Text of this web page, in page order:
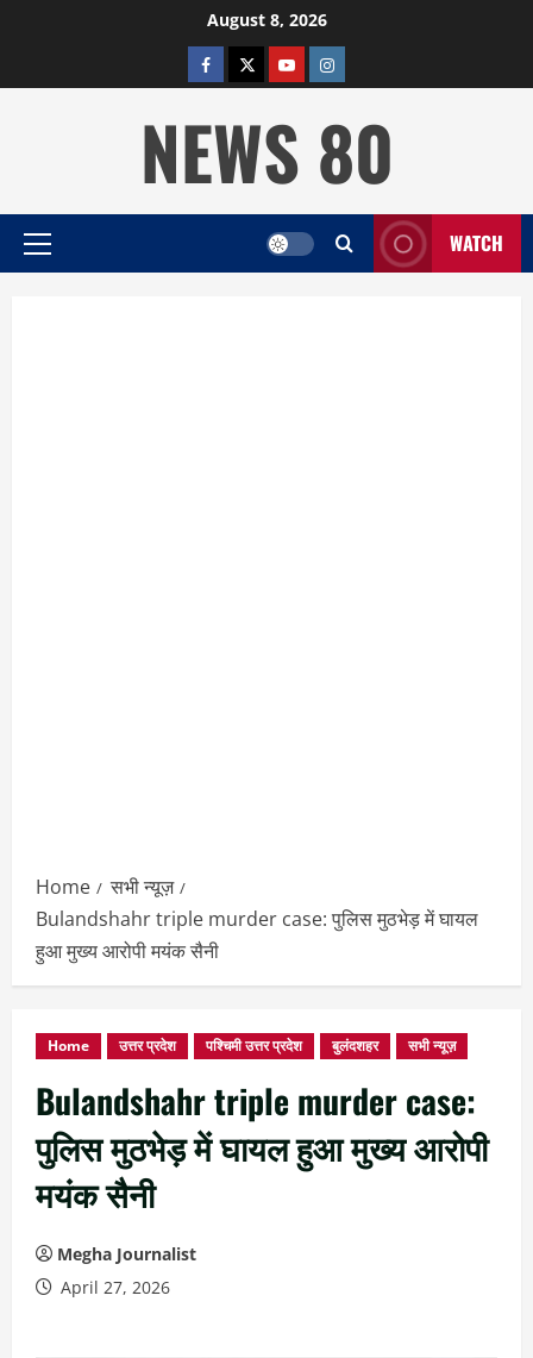
August 8, 2026
facebooktwitterYOUTUBE
instagram
NEWS 80
Primary
WATCH
Home
सभी न्यूज़
Bulandshahr triple murder case: पुलिस मुठभेड़ में घायल
हुआ मुख्य आरोपी मयंक सैनी
Home उत्तर प्रदेश पश्चिमी उत्तर प्रदेश बुलंदशहर सभी न्यूज़
Bulandshahr triple murder case:
पुलिस मुठभेड़ में घायल हुआ मुख्य आरोपी
मयंक सैनी
Megha Journalist
April 27, 2026